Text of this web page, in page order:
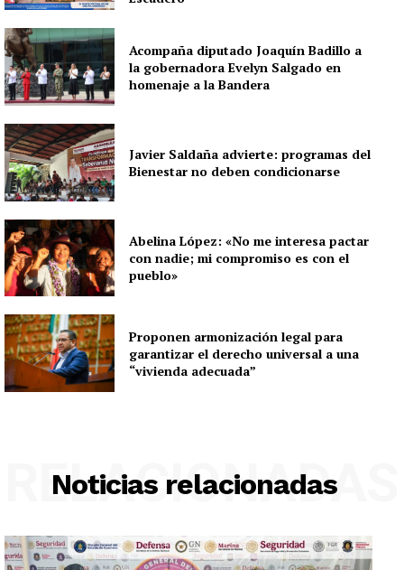
Acompaña diputado Joaquín Badillo a
la gobernadora Evelyn Salgado en
homenaje a la Bandera
Javier Saldaña advierte: programas del
Bienestar no deben condicionarse
Abelina López: «No me interesa pactar
con nadie; mi compromiso es con el
pueblo»
Proponen armonización legal para
garantizar el derecho universal a una
“vivienda adecuada”
Noticias relacionadas
RELACIONADAS